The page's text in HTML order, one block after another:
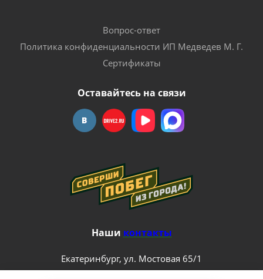
Вопрос-ответ
Политика конфиденциальности ИП Медведев М. Г.
Сертификаты
Оставайтесь на связи
Наши контакты
Екатеринбург, ул. Мостовая 65/1